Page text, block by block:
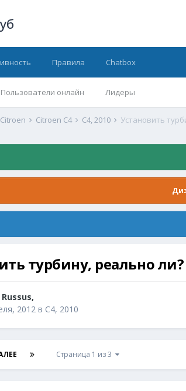
Пользователи онлайн Лидеры
Правила Chatbox
Citroen C4 C4, 2010 Установить
турбину, реально ли?
Russus,
2012 в C4, 2010
Страница 1 из 3